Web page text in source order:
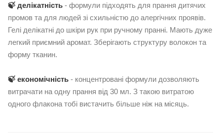
🍃 делікатність - формули підходять для прання дитячих
промов та для людей зі схильністю до алергічних проявів.
Гелі делікатні до шкіри рук при ручному пранні. Мають дуже
легкий приємний аромат. Зберігають структуру волокон та
форму тканин.
🍃 економічність - концентровані формули дозволяють
витрачати на одну прання від 30 мл. З такою витратою
одного флакона тобі вистачить більше ніж на місяць.